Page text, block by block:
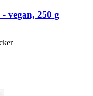
vegan, 250 g